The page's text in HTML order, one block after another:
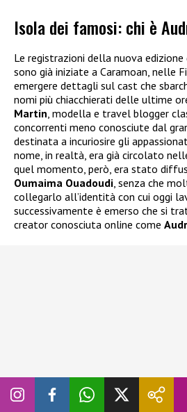
Isola dei famosi: chi è
Le registrazioni della nuova edizione
sono già iniziate a Caramoan, nelle
emergere dettagli sul cast che
nomi più chiacchierati delle ultime
Martin, modella e travel blogger
concorrenti meno conosciute dal
destinata a incuriosire gli
nome, in realtà, era già circolato
quel momento, però, era stato
Oumaima Ouadoudi, senza che
collegarlo all’identità con cui oggi
successivamente è emerso che si
creator conosciuta online come